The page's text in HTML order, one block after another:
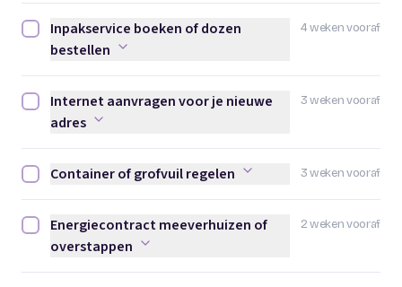
4 weken vooraf
Inpakservice boeken of dozen bestellen afvinken
Inpakservice boeken of dozen
bestellen
3 weken vooraf
Internet aanvragen voor je nieuwe adres afvinken
Internet aanvragen voor je nieuwe
adres
3 weken vooraf
Container of grofvuil regelen afvinken
Container of grofvuil regelen
2 weken vooraf
Energiecontract meeverhuizen of overstappen afvinken
Energiecontract meeverhuizen of
overstappen